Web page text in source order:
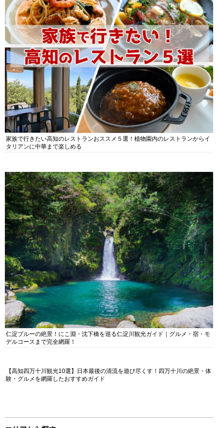
家族で行きたい高知のレストランおススメ５選！植物園内のレストランからイ
タリアンに中華まで楽しめる
仁淀ブルーの絶景！にこ淵・沈下橋を巡る仁淀川観光ガイド｜グルメ・宿・モ
デルコースまで完全網羅！
【高知四万十川観光10選】日本最後の清流を遊び尽くす！四万十川の絶景・体
験・グルメを網羅したおすすめガイド